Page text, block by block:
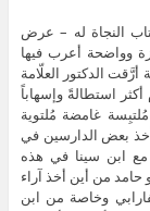
النجاة له – عرض
وواضحة أعرب فيها
الدكتور العلّامة
استطالةً وإسهاباً
غامضة مُلتوية
بعض الدارسين في
ابن سينا في هذه
حامد من أين أخذ آراء
وخاصة من ابن